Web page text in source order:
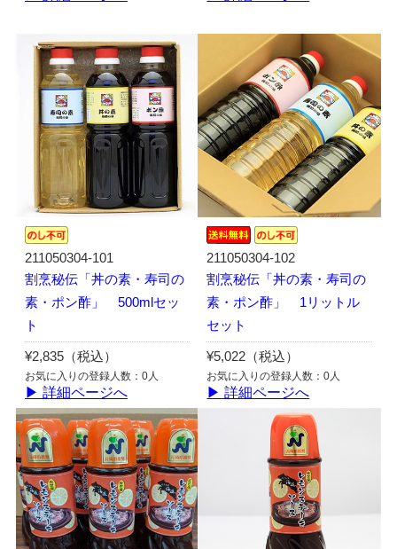
211050304-101
割烹秘伝「丼の素・寿司の
素・ポン酢」 500mlセッ
ト
¥2,835（税込）
お気に入りの登録人数：0人
▶ 詳細ページへ
211050304-102
割烹秘伝「丼の素・寿司の
素・ポン酢」 1リットル
セット
¥5,022（税込）
お気に入りの登録人数：0人
▶ 詳細ページへ